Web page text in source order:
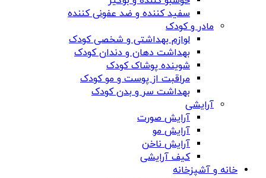
سفید کننده و ضد عفونی کننده
مادر و کودک
لوازم بهداشتی و شخصی کودک
بهداشت دهان و دندان کودک
شوینده پوشاک کودک
مراقبت از پوست و مو کودک
بهداشت سر و بدن کودک
آرایشی
آرایش صورت
آرایش مو
آرایش ناخن
کیف آرایشی
خانه و آشپزخانه